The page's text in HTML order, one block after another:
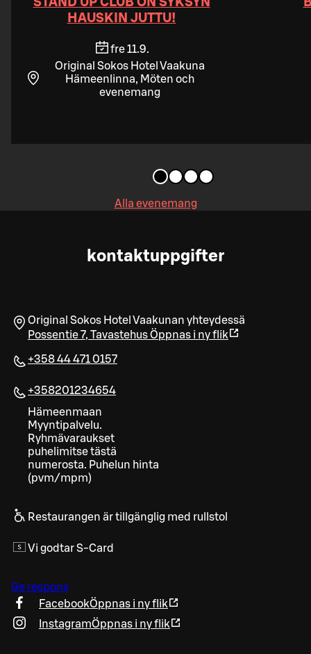
HAUSKIN JUTTU!
fre 11.9.
Original Sokos Hotel Vaakuna
Hämeenlinna, Möten och
evenemang
Alla evenemang
kontaktuppgifter
Original Sokos Hotel Vaakunan yhteydessä
Possentie 7, TavastehusÖppnas i ny flik
+358 44 471 0157
+358201234654
Hämeenmaan
Myyntipalvelu.
Ryhmävaraukset
puhelimitse tästä
numerosta. Puhelun hinta
(pvm/mpm)
Restaurangen är tillgänglig med rullstol
Vi godtar S-Card
Ge respons
FacebookÖppnas i ny flik
InstagramÖppnas i ny flik